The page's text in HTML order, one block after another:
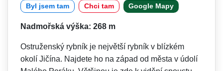
Byl jsem tam Chci tam Google Mapy
Nadmořská výška: 268 m
Ostruženský rybník je největší rybník v blízkém
okolí Jičína. Najdete ho na západ od města v údolí